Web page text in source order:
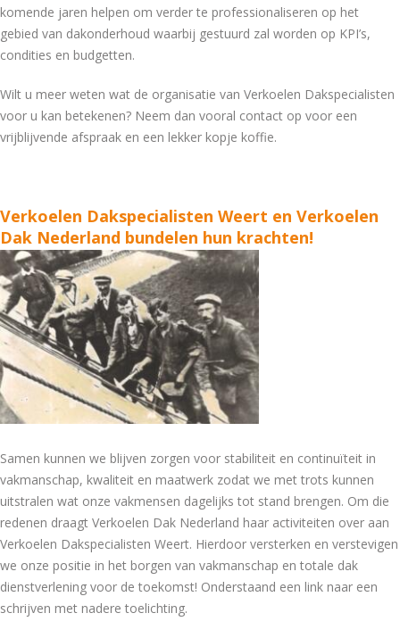
komende jaren helpen om verder te professionaliseren op het
gebied van dakonderhoud waarbij gestuurd zal worden op KPI’s,
condities en budgetten.
Wilt u meer weten wat de organisatie van Verkoelen Dakspecialisten
voor u kan betekenen? Neem dan vooral contact op voor een
vrijblijvende afspraak en een lekker kopje koffie.
Verkoelen Dakspecialisten Weert en Verkoelen
Dak Nederland bundelen hun krachten!
Samen kunnen we blijven zorgen voor stabiliteit en continuïteit in
vakmanschap, kwaliteit en maatwerk zodat we met trots kunnen
uitstralen wat onze vakmensen dagelijks tot stand brengen. Om die
redenen draagt Verkoelen Dak Nederland haar activiteiten over aan
Verkoelen Dakspecialisten Weert. Hierdoor versterken en verstevigen
we onze positie in het borgen van vakmanschap en totale dak
dienstverlening voor de toekomst! Onderstaand een link naar een
schrijven met nadere toelichting.